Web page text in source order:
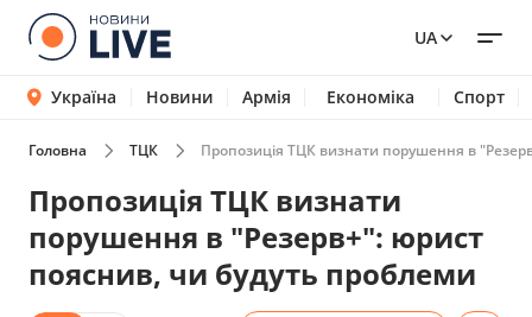
UA
Україна Новини Армія Економіка Спорт
Головна ТЦК Пропозиція ТЦК визнати порушення в
Пропозиція ТЦК визнати
порушення в "Резерв+": юрист
пояснив, чи будуть проблеми